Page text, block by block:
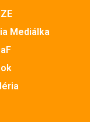
Mediálka